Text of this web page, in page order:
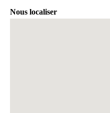
Nous localiser